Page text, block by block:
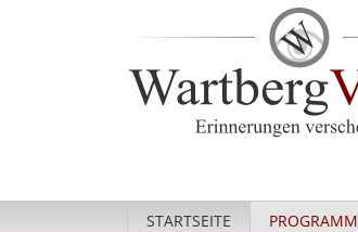
STARTSEITE PROGRAMM